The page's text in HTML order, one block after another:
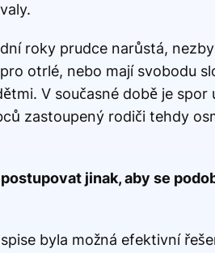
roky prudce narůstá,
otrlé, nebo mají svobodu
V současné době je spor
zastoupený rodiči tehdy
jinak, aby se
byla možná efektivní